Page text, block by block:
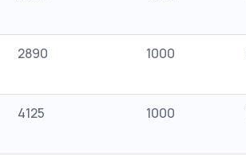
2890 1000
4125 1000